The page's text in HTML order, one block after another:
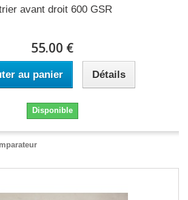
avant droit 600 GSR
55.00 €
au panier Détails
Disponible